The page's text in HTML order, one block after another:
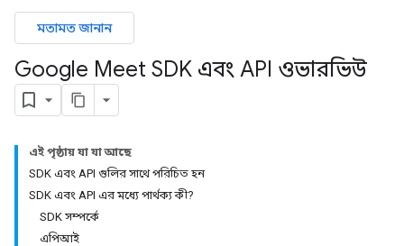
মতামত জানান
Google Meet SDK এবং API ওভারভিউ
এই পৃষ্ঠায় যা যা আছে
SDK এবং API গুলির সাথে পরিচিত হন
SDK এবং API এর মধ্যে পার্থক্য কী?
SDK সম্পর্কে
এপিআই